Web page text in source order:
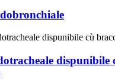
dispunibile